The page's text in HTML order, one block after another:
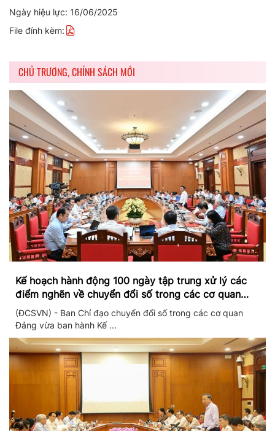
Ngày hiệu lực: 16/06/2025
File đính kèm:
CHỦ TRƯƠNG, CHÍNH SÁCH MỚI
Kế hoạch hành động 100 ngày tập trung xử lý các
điểm nghẽn về chuyển đổi số trong các cơ quan
Đảng
(ĐCSVN) - Ban Chỉ đạo chuyển đổi số trong các cơ quan
Đảng vừa ban hành Kế ...